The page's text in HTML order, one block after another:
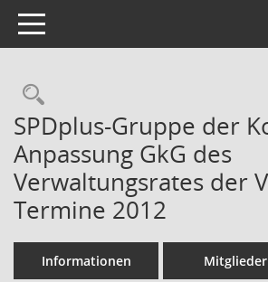
Toggle navigation
Rechercheauswahl
SPDplus-Gruppe der
Anpassung GkG des
Verwaltungsrates der
Termine 2012
Informationen Mitglieder